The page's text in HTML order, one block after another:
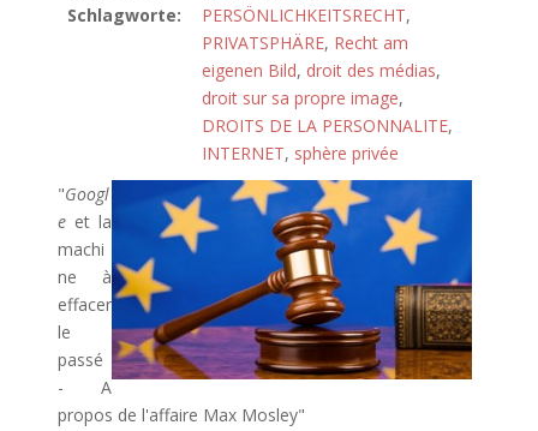
Schlagworte:
PERSÖNLICHKEITSRECHT,
PRIVATSPHÄRE, Recht am
eigenen Bild, droit des médias,
droit sur sa propre image,
DROITS DE LA PERSONNALITE,
INTERNET, sphère privée
"Googl
eet la
machi
ne à
effacer
le
passé
- A
propos de l'affaire Max Mosley"